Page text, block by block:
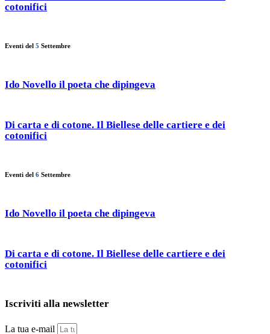
cotonifici
Eventi del 5 Settembre
Ido Novello il poeta che dipingeva
Di carta e di cotone. Il Biellese delle cartiere e dei
cotonifici
Eventi del 6 Settembre
Ido Novello il poeta che dipingeva
Di carta e di cotone. Il Biellese delle cartiere e dei
cotonifici
Iscriviti alla newsletter
La tua e-mail